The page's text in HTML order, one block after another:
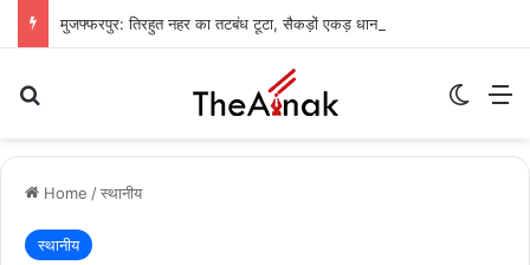
Home /स्थानीय
स्थानीय